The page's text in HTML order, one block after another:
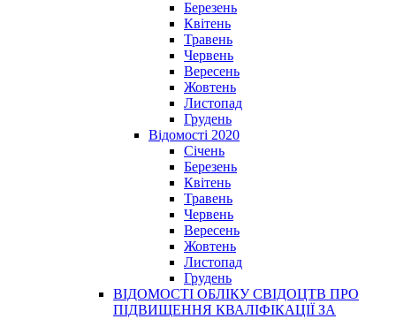
Березень
Квітень
Травень
Червень
Вересень
Жовтень
Листопад
Грудень
Відомості 2020
Січень
Березень
Квітень
Травень
Червень
Вересень
Жовтень
Листопад
Грудень
ВІДОМОСТІ ОБЛІКУ СВІДОЦТВ ПРО
ПІДВИЩЕННЯ КВАЛІФІКАЦІЇ ЗА